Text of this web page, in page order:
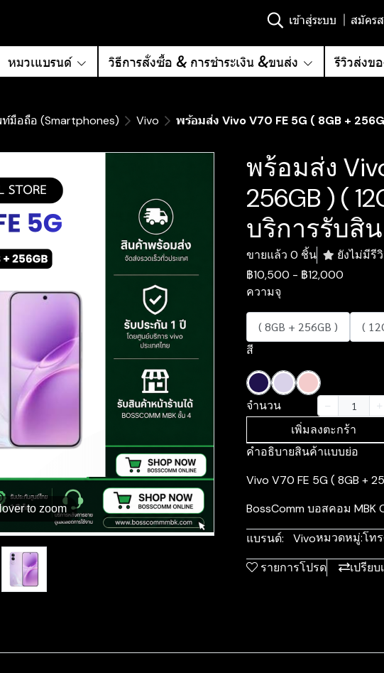
เข้าสู่ระบบ สมัคร
หมวเแบรนด์ วิธีการสั่งซื้อ & การชำระเงิน &ขนส่ง รีวิวส่งข
มือถือ (Smartphones) Vivo พร้อมส่ง Vivo V70 FE 5G ( 8GB +
to zoom
พร้อมส่ง
256GB ) (
บริการรับสิ
ขายแล้ว 0 ชิ้น ยังไม่มีรี
฿10,500 - ฿12,000
ความจุ
( 8GB + 256GB )
(
สี
จำนวน
เพิ่มลงตะกร้า
คำอธิบายสินค้าแบบย่อ
Vivo V70 FE 5G ( 8GB +
BossComm บอสคอม
แบรนด์:
Vivoหมวดหมู่:โท
รายการโปรด
เปรียบ